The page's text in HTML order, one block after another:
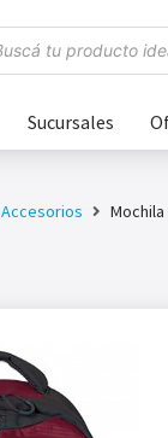
Sucursales
Accesorios Mochila